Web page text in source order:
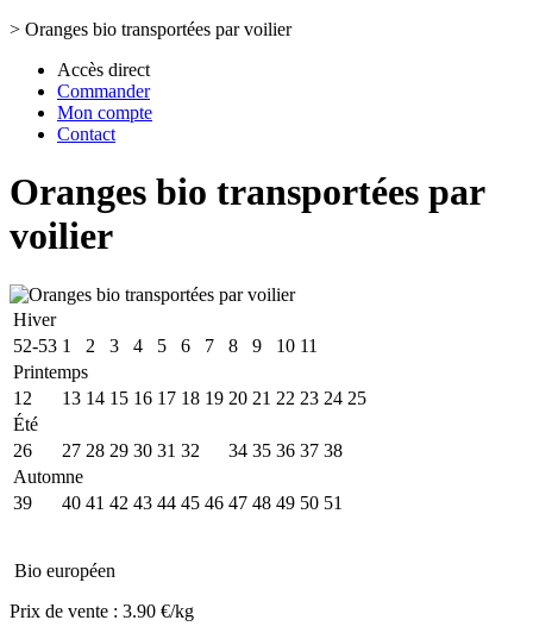
> Oranges bio transportées par voilier
Accès direct
Commander
Mon compte
Contact
Oranges bio transportées par
voilier
Hiver
52-53 1 2 3 4 5 6 7 8 9 10 11
Printemps
12
13 14 15 16 17 18 19 20 21 22 23 24 25
Été
26
27 28 29 30 31 32 34 35 36 37 38
Automne
39
40 41 42 43 44 45 46 47 48 49 50 51
Bio européen
Prix de vente : 3.90 €/kg